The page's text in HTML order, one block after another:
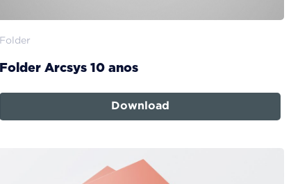
Folder
Folder Arcsys 10 anos
Download